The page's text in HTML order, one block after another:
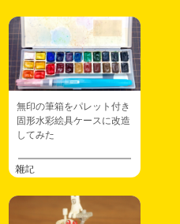
無印の筆箱をパレット付き
固形水彩絵具ケースに改造
してみた
雑記